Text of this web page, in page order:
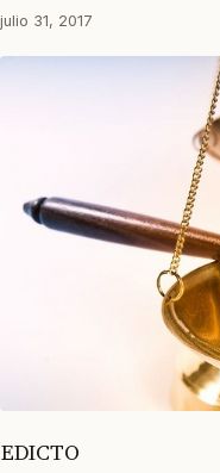
julio 31, 2017
EDICTO